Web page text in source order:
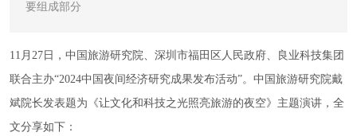
要组成部分
11月27日，中国旅游研究院、深圳市福 田区人民政府、良业科技集团
联合主办“2024中国夜间经济研究成果发布活动”。 中国旅游研究院戴
斌院长发表题为《让文化和科技之光照亮旅游的夜空》主题演讲，全
文分享如下：